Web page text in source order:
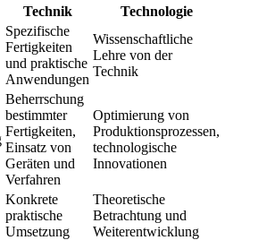
Technik Technologie
Spezifische
Fertigkeiten
und praktische
Anwendungen
Wissenschaftliche
Lehre von der
Technik
Beherrschung
bestimmter
Fertigkeiten,
Einsatz von
Geräten und
Verfahren
Optimierung von
Produktionsprozessen,
technologische
Innovationen
Konkrete
praktische
Umsetzung
Theoretische
Betrachtung und
Weiterentwicklung